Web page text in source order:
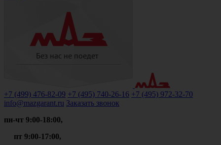
+7 (499) 476-82-09 +7 (495) 740-26-16 +7 (495) 972-32-70
info@mazgarant.ru Заказать звонок
пн-чт 9:00-18:00,
пт 9:00-17:00,